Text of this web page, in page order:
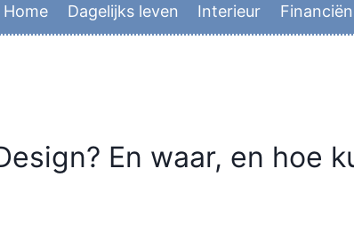
Home Dagelijks leven Interieur Financiën
En waar, en hoe